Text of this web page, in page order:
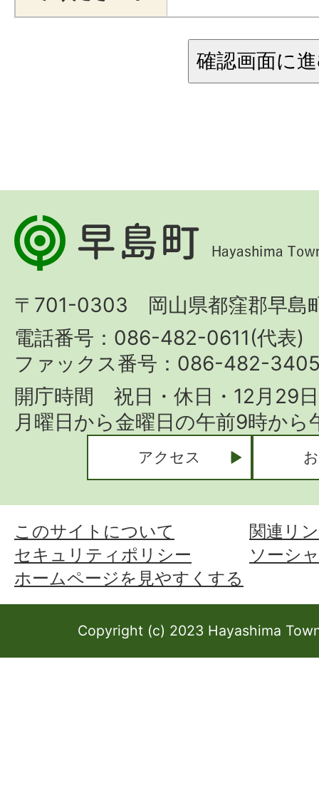
早
島
Hayashima
Town
〒701-0303 岡山県都窪郡早島
電話番号：086-482-0611(代表)
ファックス番号：086-482-
開庁時間 祝日・休日・12月29
月曜日から金曜日の午前9時か
アクセス
このサイトについて
関連リ
セキュリティポリシー
ソーシ
ホームページを見やすくする
Copyright (c) 2023 Hayashima